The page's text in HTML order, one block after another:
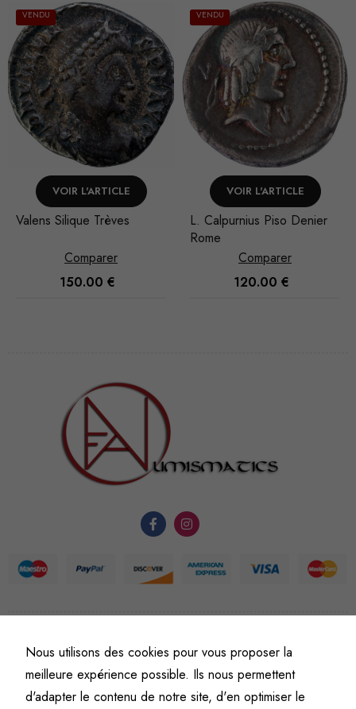
VENDU
VOIR L'ARTICLE
L. Calpurnius Piso Denier
Comparer
120.00
VENDU
VOIR L'ARTICLE
Trajan Dupondius
Comparer
60.00
©Fine art numismatics– Tous droits réservés.
Politique de confidentialité
Conditions générales de vente et d’utilisation
Mentions légales
Nous utilisons des cookies pour vous proposer la
meilleure expérience possible. Ils nous permettent
d'adapter le contenu de notre site, d'en optimiser le
améliorer la
et la
site Web, en
l'usage qu'il
en est fait.